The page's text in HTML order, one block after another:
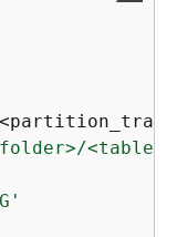
<